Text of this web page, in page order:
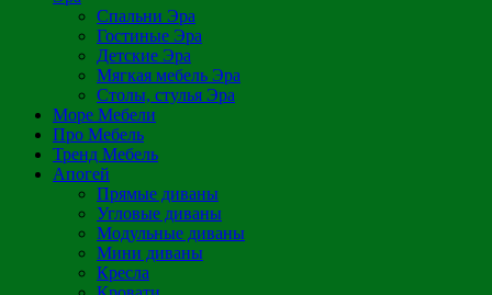
Спальни Эра
Гостиные Эра
Детские Эра
Мягкая мебель Эра
Столы, стулья Эра
Море Мебели
Про Мебель
Тренд Мебель
Апогей
Прямые диваны
Угловые диваны
Модульные диваны
Мини диваны
Кресла